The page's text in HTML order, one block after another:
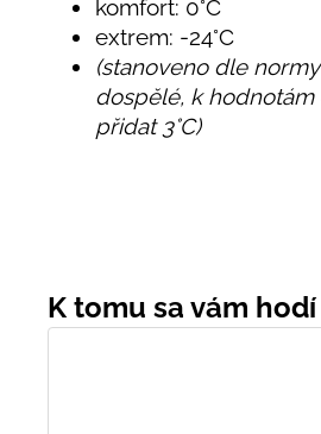
komfort: 0°C
extrem: -24°C
(stanoveno dle
dospělé, k
přidat 3°C)